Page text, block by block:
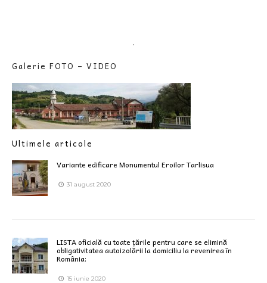
.
Galerie FOTO – VIDEO
Ultimele articole
Variante edificare Monumentul Eroilor Tarlisua
31 august 2020
LISTA oficială cu toate țările pentru care se elimină
obligativitatea autoizolării la domiciliu la revenirea în
România:
15 iunie 2020